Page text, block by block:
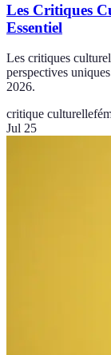
Les Critiques
Essentiel
Les critiques
perspectives
2026.
critique culturelle
Jul 25